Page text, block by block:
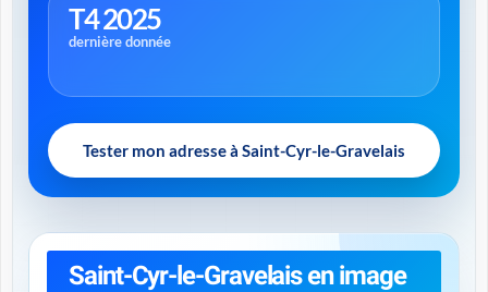
T4 2025
dernière donnée
Tester mon adresse à Saint-Cyr-le-Gravelais
Saint-Cyr-le-Gravelais en image